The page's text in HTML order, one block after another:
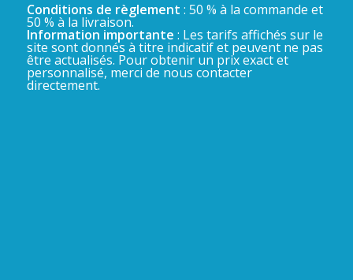
Conditions de règlement : 50 % à la commande et
50 % à la livraison.
Information importante : Les tarifs affichés sur le
site sont donnés à titre indicatif et peuvent ne pas
être actualisés. Pour obtenir un prix exact et
personnalisé, merci de nous contacter
directement.